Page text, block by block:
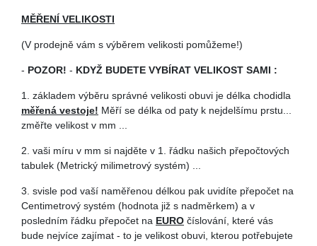
MĚŘENÍ VELIKOSTI
(V prodejně vám s výběrem velikosti pomůžeme!)
- POZOR! - KDYŽ BUDETE VYBÍRAT VELIKOST SAMI :
1. základem výběru správné velikosti obuvi je délka chodidla
měřená vestoje! Měří se délka od paty k nejdelšímu prstu...
změřte velikost v mm ...
2. vaši míru v mm si najděte v 1. řádku našich přepočtových
tabulek (Metrický milimetrový systém) ...
3. svisle pod vaší naměřenou délkou pak uvidíte přepočet na
Centimetrový systém (hodnota již s nadměrkem) a v
posledním řádku přepočet na EURO číslování, které vás
bude nejvíce zajímat - to je velikost obuvi, kterou potřebujete